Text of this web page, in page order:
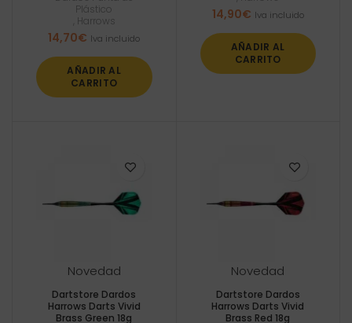
Plástico
Harrows
14,70€ Iva incluido
AÑADIR AL
CARRITO
14,90€ Iva incluido
AÑADIR AL
CARRITO
Novedad
Dartstore Dardos
Harrows Darts Vivid
Brass Green 18g
Novedad
Dartstore Dardos
Harrows Darts Vivid
Brass Red 18g